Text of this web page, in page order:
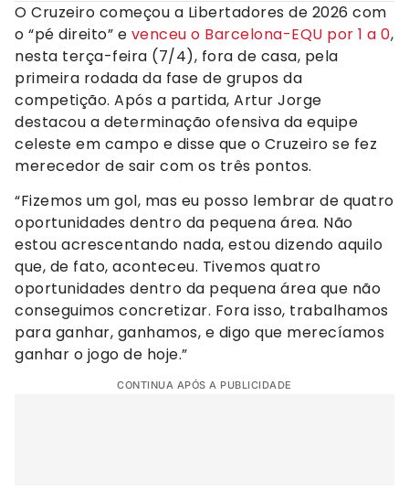
O Cruzeiro começou a Libertadores de 2026 com
o “pé direito” e venceu o Barcelona-EQU por 1 a 0,
nesta terça-feira (7/4), fora de casa, pela
primeira rodada da fase de grupos da
competição. Após a partida, Artur Jorge
destacou a determinação ofensiva da equipe
celeste em campo e disse que o Cruzeiro se fez
merecedor de sair com os três pontos.
“Fizemos um gol, mas eu posso lembrar de quatro
oportunidades dentro da pequena área. Não
estou acrescentando nada, estou dizendo aquilo
que, de fato, aconteceu. Tivemos quatro
oportunidades dentro da pequena área que não
conseguimos concretizar. Fora isso, trabalhamos
para ganhar, ganhamos, e digo que merecíamos
ganhar o jogo de hoje.”
CONTINUA APÓS A PUBLICIDADE